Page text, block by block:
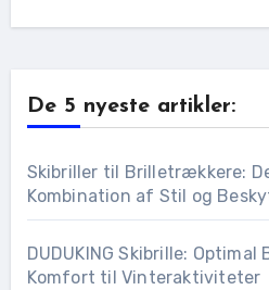
De 5 nyeste artikler:
Skibriller til Brilletrækkere:
Kombination af Stil og
DUDUKING Skibrille:
Komfort til Vinteraktiviteter